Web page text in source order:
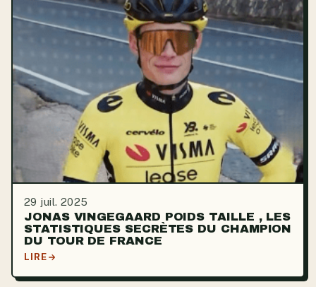
29 juil. 2025
JONAS VINGEGAARD POIDS TAILLE , LES
STATISTIQUES SECRÈTES DU CHAMPION
DU TOUR DE FRANCE
LIRE